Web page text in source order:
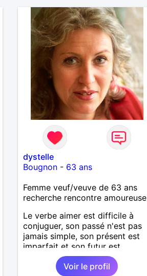
dystelle
Bougnon - 63 ans
Femme veuf/veuve de 63 ans
recherche rencontre amoureuse
Le verbe aimer est difficile à
conjuguer, son passé n'est pas
jamais simple, son présent est
imparfait et son futur est
conditionnel.
Voir le profil